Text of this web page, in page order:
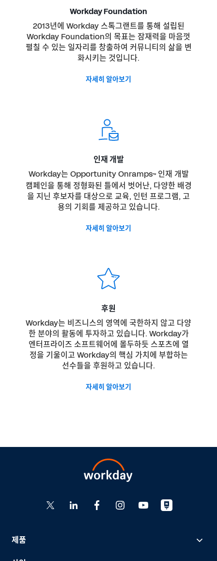
Workday Foundation
2013년에 Workday 스톡그랜트를 통해 설립된
Workday Foundation의 목표는 잠재력을 마음껏
펼칠 수 있는 일자리를 창출하여 커뮤니티의 삶을 변
화시키는 것입니다.
자세히 알아보기
인재 개발
Workday는 Opportunity Onramps™인재 개발
캠페인을 통해 정형화된 틀에서 벗어난, 다양한 배경
을 지닌 후보자를 대상으로 교육, 인턴 프로그램, 고
용의 기회를 제공하고 있습니다.
자세히 알아보기
후원
Workday는 비즈니스의 영역에 국한하지 않고 다양
한 분야의 활동에 투자하고 있습니다. Workday가
엔터프라이즈 소프트웨어에 몰두하듯 스포츠에 열
정을 기울이고 Workday의 핵심 가치에 부합하는
선수들을 후원하고 있습니다.
자세히 알아보기
제품